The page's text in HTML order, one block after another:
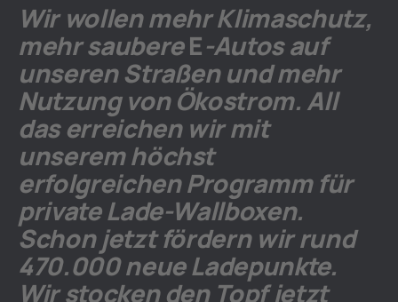
Wir wollen mehr Klimaschutz,
mehr saubereE-Autos auf
unseren Straßen und mehr
Nutzung von Ökostrom. All
das erreichen wir mit
unserem höchst
erfolgreichen Programm für
private Lade-Wallboxen.
Schon jetzt fördern wir rund
470.000 neue Ladepunkte.
Wir stocken den Topf jetzt